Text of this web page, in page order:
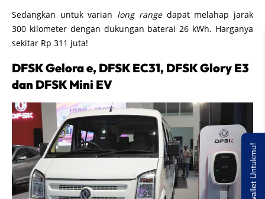
Sedangkan untuk varian long range dapat melahap jarak
300 kilometer dengan dukungan baterai 26 kWh. Harganya
sekitar Rp 311 juta!
DFSK Gelora e, DFSK EC31, DFSK Glory E3
dan DFSK Mini EV